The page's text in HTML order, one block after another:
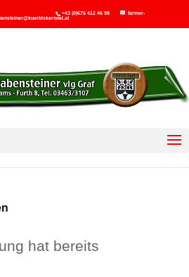
+43 (0)676 412 46 98
farmer-
hat bereits